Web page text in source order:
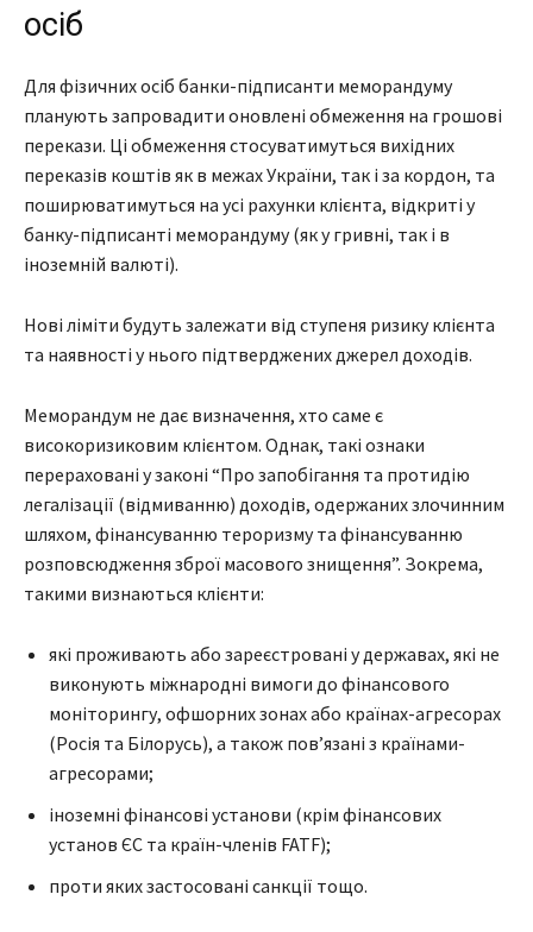
осіб
Для фізичних осіб банки-підписанти меморандуму
планують запровадити оновлені обмеження на грошові
перекази. Ці обмеження стосуватимуться вихідних
переказів коштів як в межах України, так і за кордон, та
поширюватимуться на усі рахунки клієнта, відкриті у
банку-підписанті меморандуму (як у гривні, так і в
іноземній валюті).
Нові ліміти будуть залежати від ступеня ризику клієнта
та наявності у нього підтверджених джерел доходів.
Меморандум не дає визначення, хто саме є
високоризиковим клієнтом. Однак, такі ознаки
перераховані у законі “Про запобігання та протидію
легалізації (відмиванню) доходів, одержаних злочинним
шляхом, фінансуванню тероризму та фінансуванню
розповсюдження зброї масового знищення”. Зокрема,
такими визнаються клієнти:
які проживають або зареєстровані у державах, які не
виконують міжнародні вимоги до фінансового
моніторингу, офшорних зонах або країнах-агресорах
(Росія та Білорусь), а також пов’язані з країнами-
агресорами;
іноземні фінансові установи (крім фінансових
установ ЄС та країн-членів FATF);
проти яких застосовані санкції тощо.